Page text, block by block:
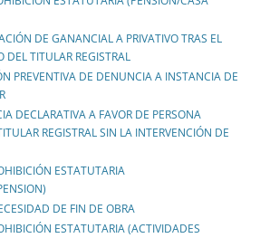
DE GANANCIAL A PRIVATIVO TRAS EL
DEL TITULAR REGISTRAL
PREVENTIVA DE DENUNCIA A INSTANCIA DE
DECLARATIVA A FAVOR DE PERSONA
REGISTRAL SIN LA INTERVENCIÓN DE
ESTATUTARIA
DE FIN DE OBRA
ESTATUTARIA (ACTIVIDADES